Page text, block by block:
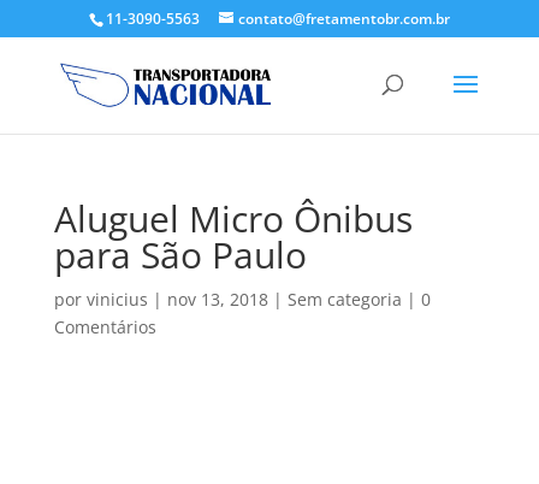
11-3090-5563 contato@fretamentobr.com.br
Aluguel Micro Ônibus
para São Paulo
por vinicius | nov 13, 2018| Sem categoria | 0
Comentários